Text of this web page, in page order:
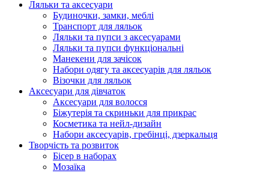
Ляльки та аксесуари
Будиночки, замки, меблі
Транспорт для ляльок
Ляльки та пупси з аксесуарами
Ляльки та пупси функціональні
Манекени для зачісок
Набори одягу та аксесуарів для ляльок
Візочки для ляльок
Аксесуари для дівчаток
Аксесуари для волосся
Біжутерія та скриньки для прикрас
Косметика та нейл-дизайн
Набори аксесуарів, гребінці, дзеркальця
Творчість та розвиток
Бісер в наборах
Мозаїка